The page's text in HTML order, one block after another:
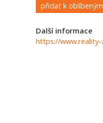
přidat k oblíbeným
Další informace